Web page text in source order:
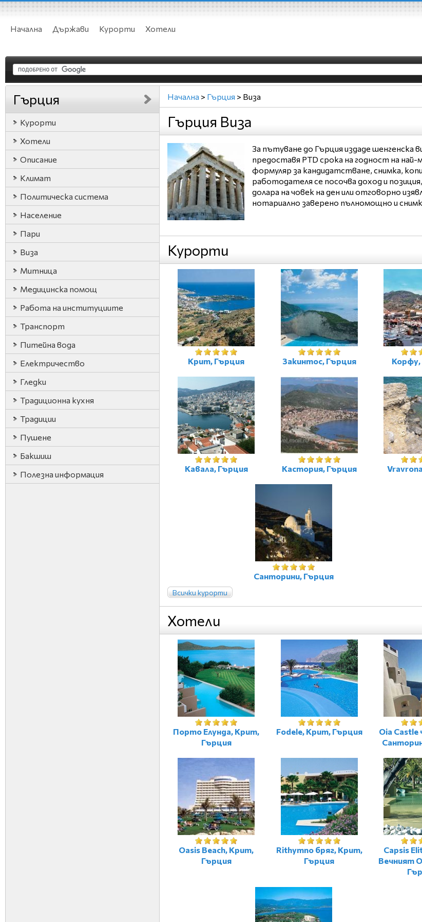
Начална Държави Курорти Хотели
Гърция
Курорти
Хотели
Описание
Климат
Политическа система
Население
Пари
Виза
Митница
Медицинска помощ
Работа на институциите
Транспорт
Питейна вода
Електричество
Гледки
Традиционна кухня
Традиции
Пушене
Бакшиш
Полезна информация
Начална > Гърция > Виза
Гърция Виза
За пътуване до Гърция издаде шенгенска
предоставя PTD срока на годност на
формуляр за кандидатстване, снимка,
работодателя се посочва доход и
долара на човек на ден или отговорно
нотариално заверено пълномощно и
Курорти
Крит, Гърция Закинтос, Гърция Корфу,
Кавала, Гърция Кастория, Гърция
Санторини, Гърция
Всички курорти
Хотели
Порто Елунда, Крит,
Гърция
Fodele, Крит, Гърция
Oia Castle
Oasis Beach, Крит,
Гърция
Rithymno бряг, Крит,
Гърция
Capsis
Вечният